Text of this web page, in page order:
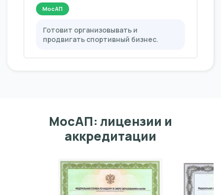
МосАП
Готовит организовывать и
продвигать спортивный бизнес.
МосАП: лицензии и
аккредитации